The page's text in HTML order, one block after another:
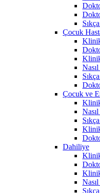
Çocuk
Çocuk ve
Dahiliye